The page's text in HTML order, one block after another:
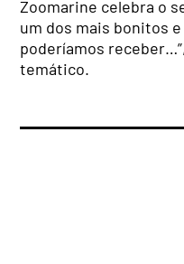
Zoomarine celebra o
um dos mais bonitos
poderíamos
temático.